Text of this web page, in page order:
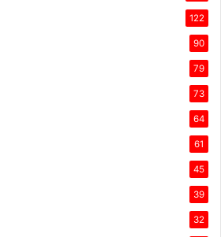
122
90
79
73
64
61
45
39
32